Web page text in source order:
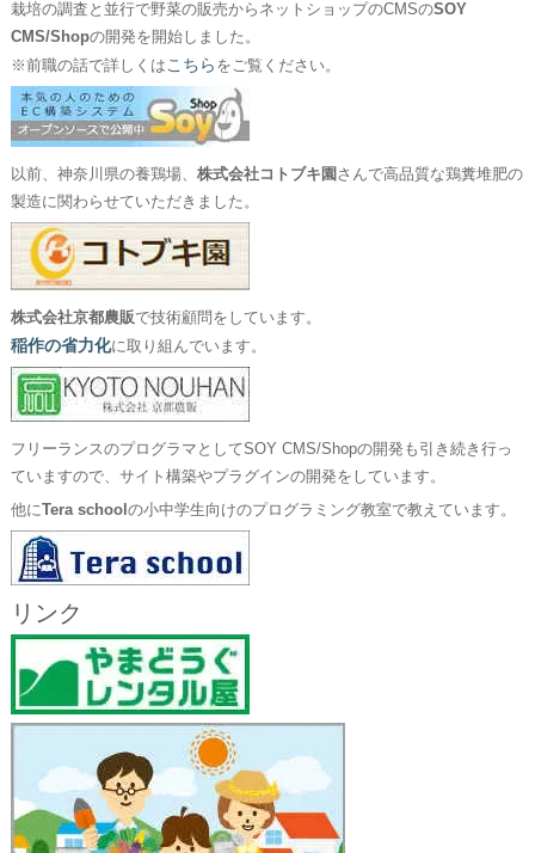
栽培の調査と並行で野菜の販売からネットショップのCMSのSOY
CMS/Shopの開発を開始しました。
※前職の話で詳しくは こちら をご覧ください。
以前、神奈川県の養鶏場、 株式会社コトブキ園 さんで高品質な鶏糞堆肥の
製造に関わらせていただきました。
株式会社京都農販で技術顧問をしています。
稲作の省力化に取り組んでいます。
フリーランスのプログラマとしてSOY CMS/Shopの開発も引き続き行っ
ていますので、サイト構築やプラグインの開発をしています。
他にTera school の小中学生向けのプログラミング教室で教えています。
リンク